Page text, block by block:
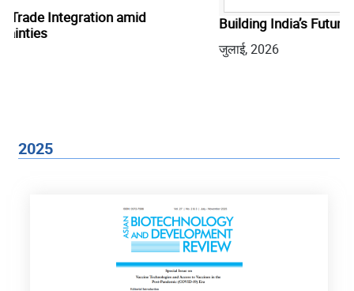
Building India’s Future Fleet: From Policy to Practice
2025